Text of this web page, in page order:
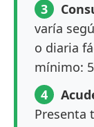
3
varía
o diaria
mínimo:
4
Presenta